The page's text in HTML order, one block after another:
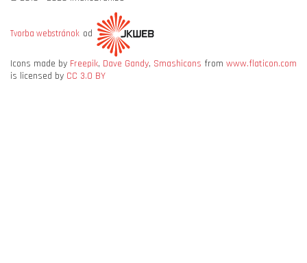
Tvorba webstránok od
Icons made by Freepik, Dave Gandy, Smashicons from www.flaticon.com
is licensed by CC 3.0 BY